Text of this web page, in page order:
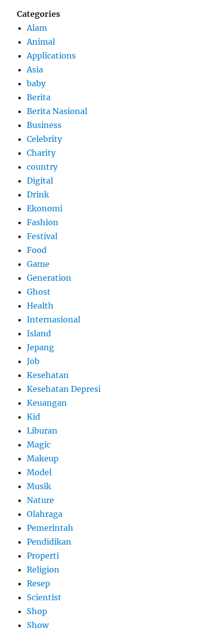
Categories
Alam
Animal
Applications
Asia
baby
Berita
Berita Nasional
Business
Celebrity
Charity
country
Digital
Drink
Ekonomi
Fashion
Festival
Food
Game
Generation
Ghost
Health
Internasional
Island
Jepang
Job
Kesehatan
Kesehatan Depresi
Keuangan
Kid
Liburan
Magic
Makeup
Model
Musik
Nature
Olahraga
Pemerintah
Pendidikan
Properti
Religion
Resep
Scientist
Shop
Show